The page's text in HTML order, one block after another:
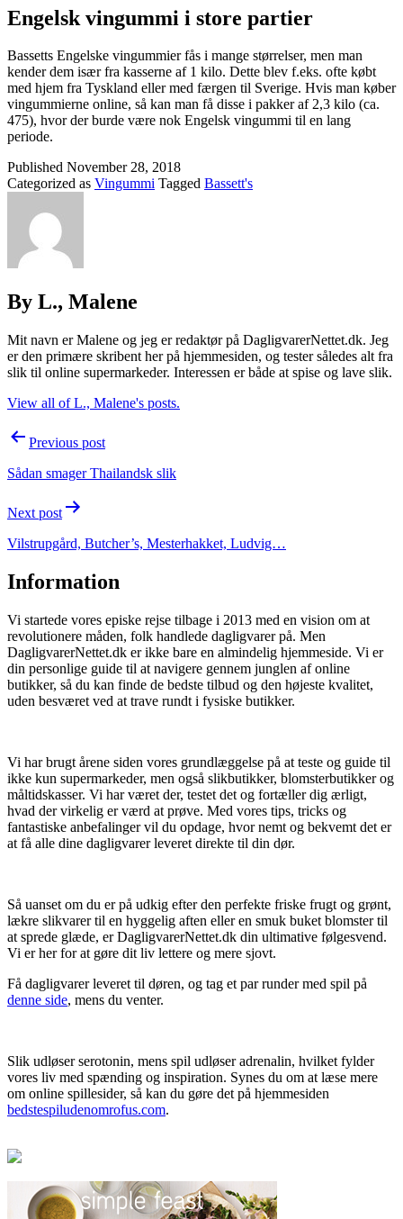
Engelsk vingummi i store partier
Bassetts Engelske vingummier fås i mange størrelser, men man
kender dem især fra kasserne af 1 kilo. Dette blev f.eks. ofte købt
med hjem fra Tyskland eller med færgen til Sverige. Hvis man køber
vingummierne online, så kan man få disse i pakker af 2,3 kilo (ca.
475), hvor der burde være nok Engelsk vingummi til en lang
periode.
Published November 28, 2018
Categorized as Vingummi Tagged Bassett's
By L., Malene
Mit navn er Malene og jeg er redaktør på DagligvarerNettet.dk. Jeg
er den primære skribent her på hjemmesiden, og tester således alt fra
slik til online supermarkeder. Interessen er både at spise og lave slik.
View all of L., Malene's posts.
Post
navigation
Previous post
Sådan smager Thailandsk slik
Next post
Vilstrupgård, Butcher’s, Mesterhakket, Ludvig…
Information
Vi startede vores episke rejse tilbage i 2013 med en vision om at
revolutionere måden, folk handlede dagligvarer på. Men
DagligvarerNettet.dk er ikke bare en almindelig hjemmeside. Vi er
din personlige guide til at navigere gennem junglen af online
butikker, så du kan finde de bedste tilbud og den højeste kvalitet,
uden besværet ved at trave rundt i fysiske butikker.
Vi har brugt årene siden vores grundlæggelse på at teste og guide til
ikke kun supermarkeder, men også slikbutikker, blomsterbutikker og
måltidskasser. Vi har været der, testet det og fortæller dig ærligt,
hvad der virkelig er værd at prøve. Med vores tips, tricks og
fantastiske anbefalinger vil du opdage, hvor nemt og bekvemt det er
at få alle dine dagligvarer leveret direkte til din dør.
Så uanset om du er på udkig efter den perfekte friske frugt og grønt,
lækre slikvarer til en hyggelig aften eller en smuk buket blomster til
at sprede glæde, er DagligvarerNettet.dk din ultimative følgesvend.
Vi er her for at gøre dit liv lettere og mere sjovt.
Få dagligvarer leveret til døren, og tag et par runder med spil på
denne side, mens du venter.
Slik udløser serotonin, mens spil udløser adrenalin, hvilket fylder
vores liv med spænding og inspiration. Synes du om at læse mere
om online spillesider, så kan du gøre det på hjemmesiden
bedstespiludenomrofus.com.